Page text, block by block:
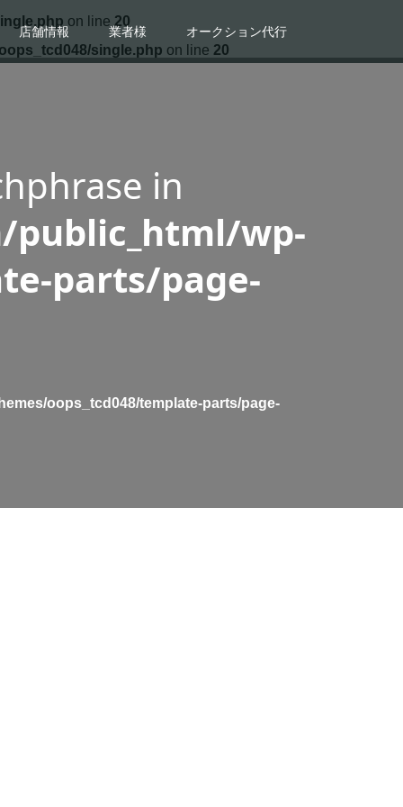
店舗情報 業者様 オークション代行
on line 20
single.php on line 20
in
wp-
parts/page-
oops_tcd048/template-parts/page-